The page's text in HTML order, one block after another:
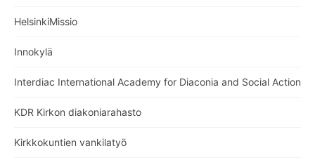
HelsinkiMissio
Innokylä
Interdiac International Academy for Diaconia and Social Action
KDR Kirkon diakoniarahasto
Kirkkokuntien vankilatyö